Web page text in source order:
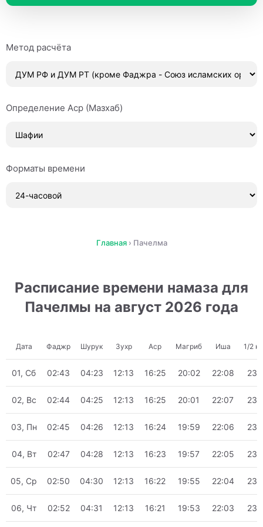
Метод расчёта
Определение Аср (Мазхаб)
Форматы времени
Главная› Пачелма
Расписание времени намаза для
Пачелмы на август 2026 года
Дата Фаджр Шурук Зухр Аср Магриб Иша 1/2
01, Сб 02:43 04:23 12:13 16:25 20:02 22:08
02, Вс 02:44 04:25 12:13 16:25 20:01 22:07
03, Пн 02:45 04:26 12:13 16:24 19:59 22:06
04, Вт 02:47 04:28 12:13 16:23 19:57 22:05
05, Ср 02:50 04:30 12:13 16:22 19:55 22:04
06, Чт 02:52 04:31 12:13 16:21 19:53 22:03